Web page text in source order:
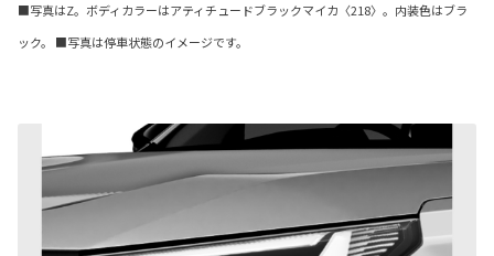
■写真はZ。ボディカラーはアティチュードブラックマイカ〈218〉。内装色はブラ
ック。 ■写真は停車状態のイメージです。